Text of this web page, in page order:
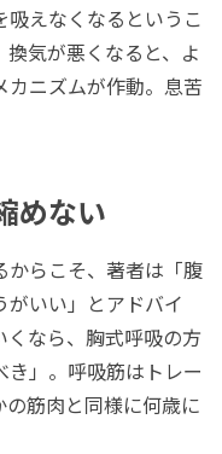
吸えなくなるというこ
気が悪くなると、よ
カニズムが作動。息苦
めない
らこそ、著者は「腹
いい」とアドバイ
なら、胸式呼吸の方
」。呼吸筋はトレー
筋肉と同様に何歳に